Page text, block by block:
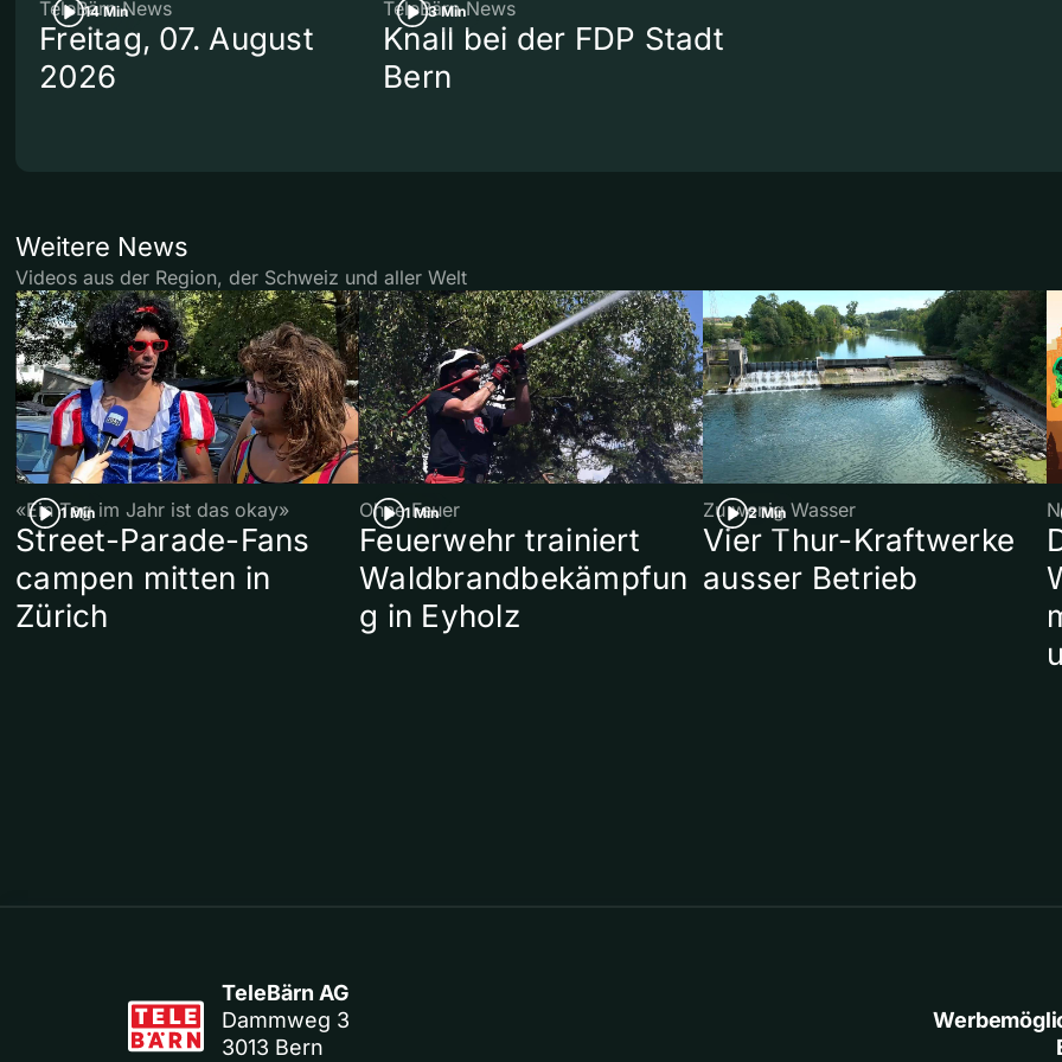
14 Min
TeleBärn News
Freitag, 07. August
2026
3 Min
TeleBärn News
Knall bei der FDP Stadt
Bern
Weitere News
Videos aus der Region, der Schweiz und aller Welt
1 Min
«Ein Tag im Jahr ist das okay»
Street-Parade-Fans
campen mitten in
Zürich
1 Min
Ohne Feuer
Feuerwehr trainiert
Waldbrandbekämpfun
g in Eyholz
2 Min
Zu wenig Wasser
Vier Thur-Kraftwerke
ausser Betrieb
TeleBärn AG
Dammweg 3
3013 Bern